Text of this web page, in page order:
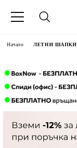
Начало ЛЕТНИ ШАПКИ